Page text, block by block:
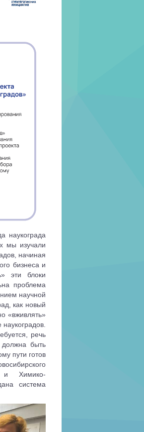
наукограда
мы изучали
начиная
бизнеса и
эти блоки
проблема
научной
как новый
«вживлять»
речь
быть
пути готов
и Химико-
система